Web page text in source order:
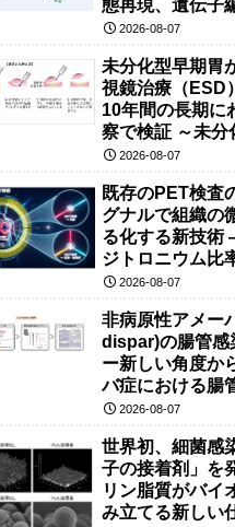
態再現、遺伝子
2026-08-07
未分化型早期胃
視鏡治療（ESD
10年間の長期に
察で検証 ～未分
治療で胃の温存
2026-08-07
既存のPET検査
グナルで組織の
る化する新技術
ジトロニウム比
（PRI）の原理
2026-08-07
非病原性アメー
dispar)の腸管感
ー新しい角度か
バ症における腸
解に期待ー
2026-08-07
世界初、細菌感
子の接着剤」を
リン脂質がバイ
み立てる新しい